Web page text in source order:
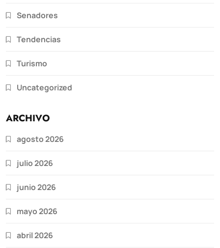
Senadores
Tendencias
Turismo
Uncategorized
ARCHIVO
agosto 2026
julio 2026
junio 2026
mayo 2026
abril 2026